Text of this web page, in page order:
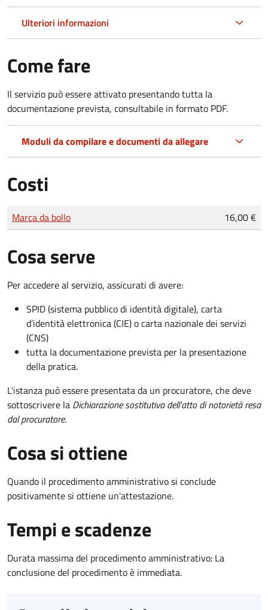
Ulteriori informazioni
Come fare
Il servizio può essere attivato presentando tutta la
documentazione prevista, consultabile in formato PDF.
Moduli da compilare e documenti da allegare
Costi
Tipo di pagamento
Importo
Marca da bollo 16,00 €
Cosa serve
Per accedere al servizio, assicurati di avere:
SPID (sistema pubblico di identità digitale), carta
d’identità elettronica (CIE) o carta nazionale dei servizi
(CNS)
tutta la documentazione prevista per la presentazione
della pratica.
L'istanza può essere presentata da un procuratore, che deve
sottoscrivere la Dichiarazione sostitutiva dell'atto di notorietà resa
dal procuratore.
Cosa si ottiene
Quando il procedimento amministrativo si conclude
positivamente si ottiene un'attestazione.
Tempi e scadenze
Durata massima del procedimento amministrativo: La
conclusione del procedimento è immediata.